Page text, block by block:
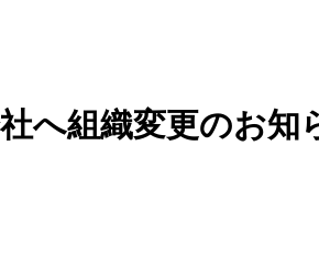
へ組織変更のお